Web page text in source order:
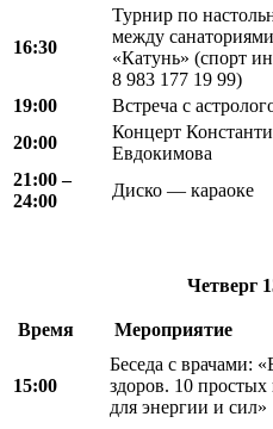
16:30
Турнир по
между
«Катунь» (спорт
8 983 177 19 99)
19:00 Встреча с
20:00
Концерт
Евдокимова
21:00 –
24:00
Диско — караоке
Четверг
Время Мероприятие
15:00
Беседа с врачами:
здоров. 10
для энергии и сил»